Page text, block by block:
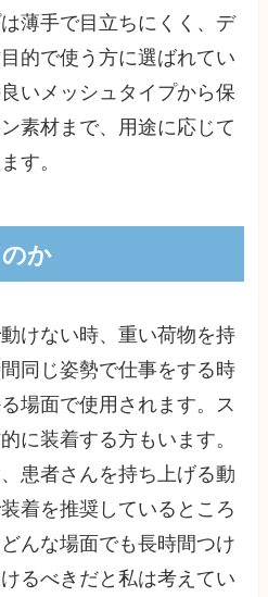
薄手で目立ちにくく、デ
的で使う方に選ばれてい
いメッシュタイプから保
素材まで、用途に応じて
す。
か
けない時、重い荷物を持
同じ姿勢で仕事をする時
場面で使用されます。ス
に装着する方もいます。
患者さんを持ち上げる動
着を推奨しているところ
んな場面でも長時間つけ
るべきだと私は考えてい